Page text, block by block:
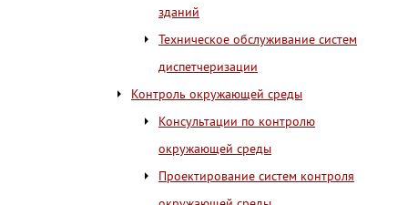
зданий
Техническое обслуживание систем
диспетчеризации
Контроль окружающей среды
Консультации по контролю
окружающей среды
Проектирование систем контроля